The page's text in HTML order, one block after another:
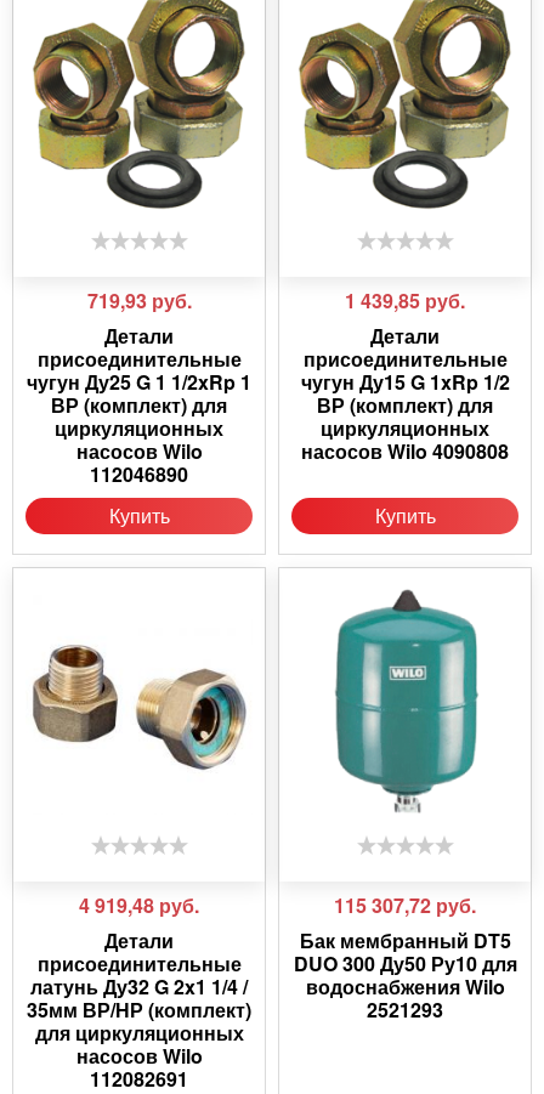
719,93 руб.
Детали
присоединительные
чугун Ду25 G 1 1/2xRp 1
ВР (комплект) для
циркуляционных
насосов Wilo
112046890
Купить
1 439,85 руб.
Детали
присоединительные
чугун Ду15 G 1xRp 1/2
ВР (комплект) для
циркуляционных
насосов Wilo 4090808
Купить
4 919,48 руб.
Детали
присоединительные
латунь Ду32 G 2x1 1/4 /
35мм ВР/НР (комплект)
для циркуляционных
насосов Wilo
112082691
115 307,72 руб.
Бак мембранный DT5
DUO 300 Ду50 Ру10 для
водоснабжения Wilo
2521293